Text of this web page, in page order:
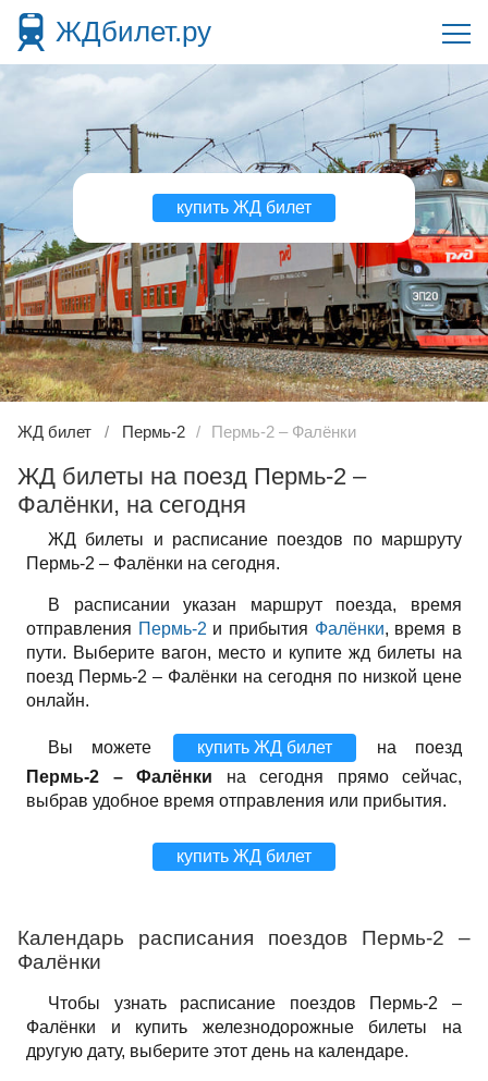
ЖДбилет.ру
купить ЖД билет
ЖД билет Пермь-2 Пермь-2 – Фалёнки
ЖД билеты на поезд Пермь-2 –
Фалёнки, на сегодня
ЖД билеты и расписание поездов по маршруту
Пермь-2 – Фалёнки на сегодня.
В расписании указан маршрут поезда, время
отправления Пермь-2 и прибытия Фалёнки, время в
пути. Выберите вагон, место и купите жд билеты на
поезд Пермь-2 – Фалёнки на сегодня по низкой цене
онлайн.
Вы можете купить ЖД билет
на поезд
Пермь-2 – Фалёнки на сегодня прямо сейчас,
выбрав удобное время отправления или прибытия.
купить ЖД билет
Календарь расписания поездов Пермь-2 –
Фалёнки
Чтобы узнать расписание поездов Пермь-2 –
Фалёнки и купить железнодорожные билеты на
другую дату, выберите этот день на календаре.